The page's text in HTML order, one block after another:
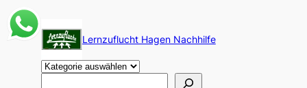
Zum
Inhalt
springen
Lernzuflucht Hagen Nachhilfe